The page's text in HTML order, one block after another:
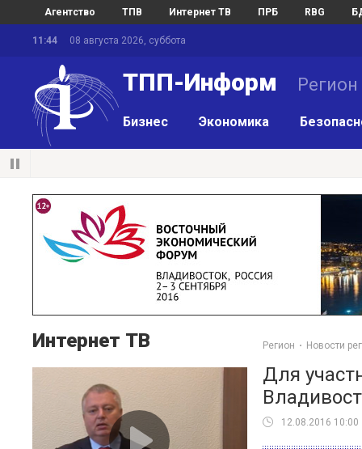
Агентство ТПВ Интернет ТВ ПРБ RBG
11:44 08 августа 2026, суббота
ТПП-Информ Регион
Бизнес Экономика
Интернет ТВ Регион Новости
Для
12.08.2016 10:00